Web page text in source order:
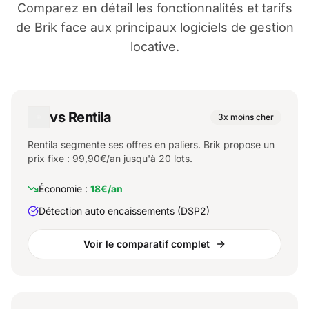
Comparez en détail les fonctionnalités et tarifs
de Brik face aux principaux logiciels de gestion
locative.
vs Rentila 3x moins cher
Rentila segmente ses offres en paliers. Brik propose un
prix fixe : 99,90€/an jusqu'à 20 lots.
Économie : 18€/an
Détection auto encaissements (DSP2)
Voir le comparatif complet